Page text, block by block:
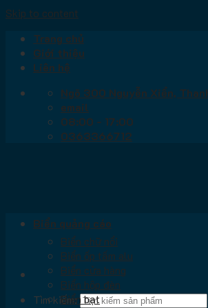
Skip to content
Trang chủ
Giới thiệu
Liên hệ
Ngõ 300 Nguyễn Xiển,
email
08:00 - 17:00
0363366712
Tìm kiếm:
Biển quảng cáo
Biển chữ nổi
Biển ốp tấm alu
Biển cửa hàng
Biển hộp đèn
Biển bạt